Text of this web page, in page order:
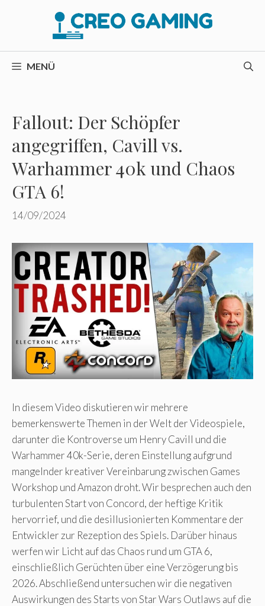
MENÜ
Fallout: Der Schöpfer
angegriffen, Cavill vs.
Warhammer 40k und Chaos
GTA 6!
14/09/2024
In diesem Video diskutieren wir mehrere
bemerkenswerte Themen in der Welt der Videospiele,
darunter die Kontroverse um Henry Cavill und die
Warhammer 40k-Serie, deren Einstellung aufgrund
mangelnder kreativer Vereinbarung zwischen Games
Workshop und Amazon droht. Wir besprechen auch den
turbulenten Start von Concord, der heftige Kritik
hervorrief, und die desillusionierten Kommentare der
Entwickler zur Rezeption des Spiels. Darüber hinaus
werfen wir Licht auf das Chaos rund um GTA 6,
einschließlich Gerüchten über eine Verzögerung bis
2026. Abschließend untersuchen wir die negativen
Auswirkungen des Starts von Star Wars Outlaws auf die